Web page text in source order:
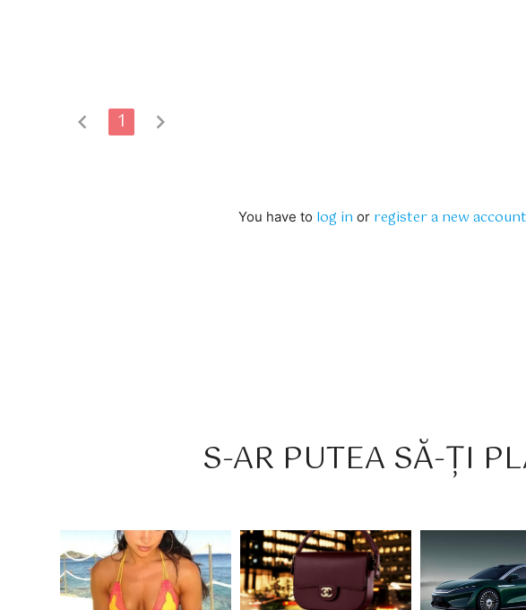
chevron_left 1 chevron_right
You have to log in or register a new account
S-AR PUTEA SĂ-ȚI